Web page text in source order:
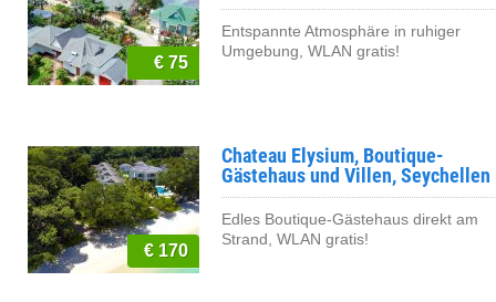
€ 75
Entspannte Atmosphäre in ruhiger
Umgebung, WLAN gratis!
Chateau Elysium, Boutique-
Gästehaus und Villen, Seychellen
€ 170
Edles Boutique-Gästehaus direkt am
Strand, WLAN gratis!